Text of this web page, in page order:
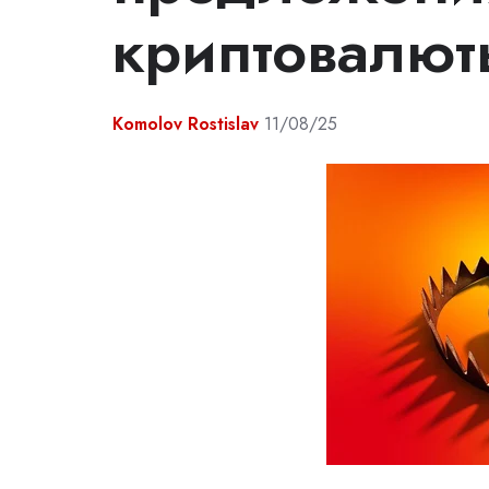
Komolov Rostislav 11/08/25